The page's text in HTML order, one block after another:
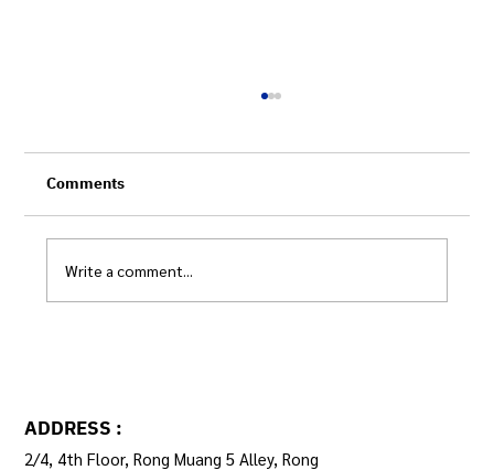
Comments
Write a comment...
ADDRESS :
2/4, 4th Floor, Rong Muang 5 Alley, Rong